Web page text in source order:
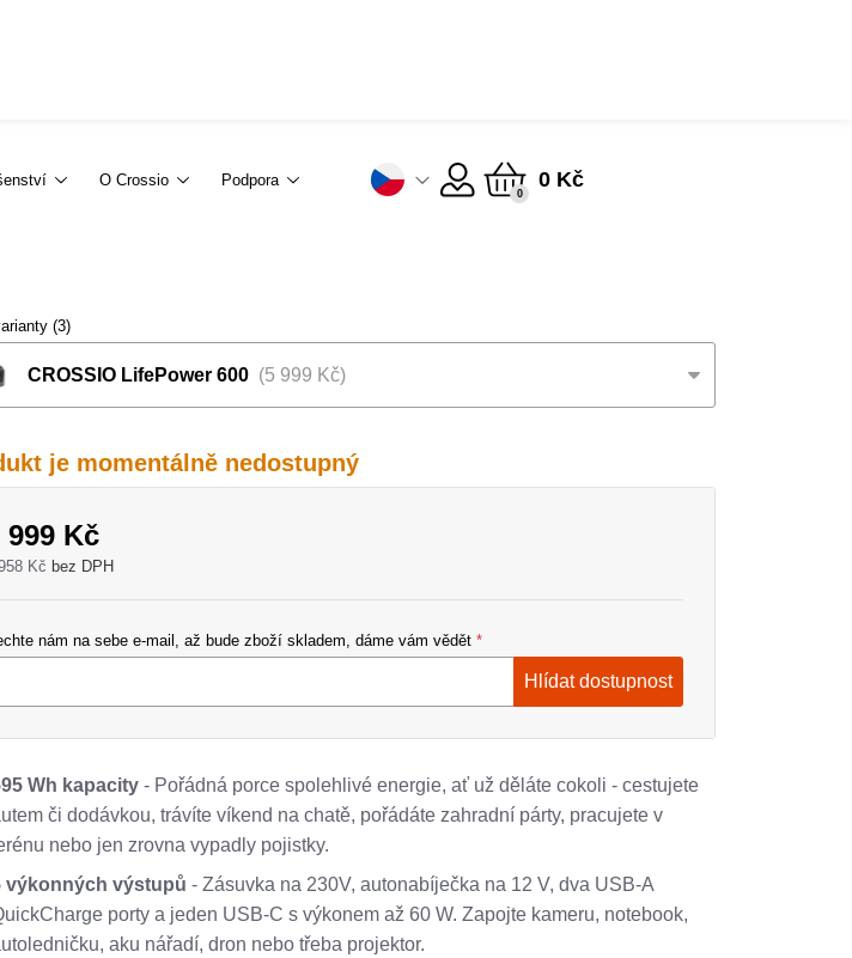
0
0 Kč
O Crossio Podpora
(3)
CROSSIO LifePower 600 5 999 Kč
je momentálně nedostupný
999 Kč
Kč bez DPH
nám na sebe e-mail, až bude zboží skladem, dáme vám vědět
Hlídat dostupnost
Wh kapacity - Pořádná porce spolehlivé energie, ať už děláte cokoli - cestujete
či dodávkou, trávíte víkend na chatě, pořádáte zahradní párty, pracujete v
nebo jen zrovna vypadly pojistky.
výkonných výstupů - Zásuvka na 230V, autonabíječka na 12 V, dva USB-A
porty a jeden USB-C s výkonem až 60 W. Zapojte kameru, notebook,
aku nářadí, dron nebo třeba projektor.